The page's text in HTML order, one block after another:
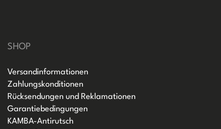
SHOP
Versandinformationen
Zahlungskonditionen
Rücksendungen und Reklamationen
Garantiebedingungen
KAMBA-Antirutsch